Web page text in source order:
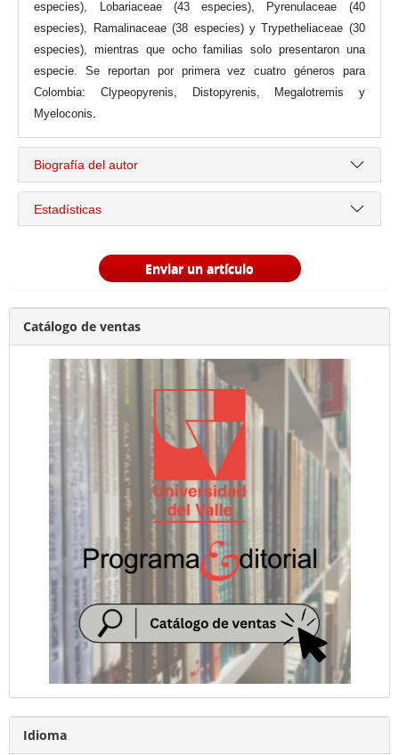
especies), Lobariaceae (43 especies), Pyrenulaceae (40
especies), Ramalinaceae (38 especies) y Trypetheliaceae (30
especies), mientras que ocho familias solo presentaron una
especie. Se reportan por primera vez cuatro géneros para
Colombia: Clypeopyrenis, Distopyrenis, Megalotremis y
Myeloconis.
Biografía del autor
Estadísticas
Enviar un artículo
Catálogo de ventas
Idioma